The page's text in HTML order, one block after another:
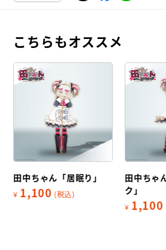
こちらもオススメ
田中ちゃん「居眠り」
¥ 1,100 (税込)
田中ちゃ
ク」
¥ 1,100